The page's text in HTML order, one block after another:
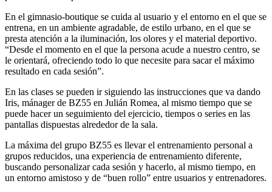
En el gimnasio-boutique se cuida al usuario y el entorno en el que se
entrena, en un ambiente agradable, de estilo urbano, en el que se
presta atención a la iluminación, los olores y el material deportivo.
“Desde el momento en el que la persona acude a nuestro centro, se
le orientará, ofreciendo todo lo que necesite para sacar el máximo
resultado en cada sesión”.
En las clases se pueden ir siguiendo las instrucciones que va dando
Iris, mánager de BZ55 en Julián Romea, al mismo tiempo que se
puede hacer un seguimiento del ejercicio, tiempos o series en las
pantallas dispuestas alrededor de la sala.
La máxima del grupo BZ55 es llevar el entrenamiento personal a
grupos reducidos, una experiencia de entrenamiento diferente,
buscando personalizar cada sesión y hacerlo, al mismo tiempo, en
un entorno amistoso y de “buen rollo” entre usuarios y entrenadores.